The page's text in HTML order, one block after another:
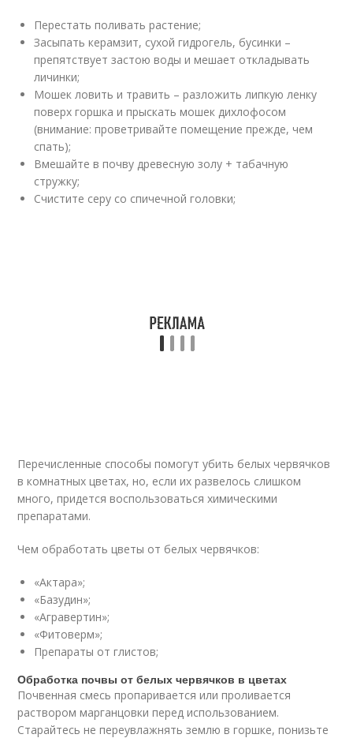
Перестать поливать растение;
Засыпать керамзит, сухой гидрогель, бусинки –
препятствует застою воды и мешает откладывать
личинки;
Мошек ловить и травить – разложить липкую ленку
поверх горшка и прыскать мошек дихлофосом
(внимание: проветривайте помещение прежде, чем
спать);
Вмешайте в почву древесную золу + табачную
стружку;
Счистите серу со спичечной головки;
Перечисленные способы помогут убить белых червячков
в комнатных цветах, но, если их развелось слишком
много, придется воспользоваться химическими
препаратами.
Чем обработать цветы от белых червячков:
«Актара»;
«Базудин»;
«Агравертин»;
«Фитоверм»;
Препараты от глистов;
Обработка почвы от белых червячков в цветах
Почвенная смесь пропаривается или проливается
раствором марганцовки перед использованием.
Старайтесь не переувлажнять землю в горшке, понизьте